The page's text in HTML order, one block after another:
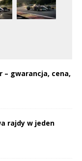
– gwarancja, cena,
rajdy w jeden